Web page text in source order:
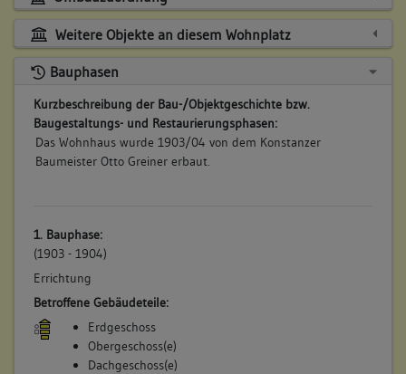
Weitere Objekte an diesem Wohnplatz
Bauphasen
Kurzbeschreibung der Bau-/Objektgeschichte bzw.
Baugestaltungs- und Restaurierungsphasen:
Das Wohnhaus wurde 1903/04 von dem Konstanzer
Baumeister Otto Greiner erbaut.
1. Bauphase:
(1903 - 1904)
Errichtung
Betroffene Gebäudeteile:
Erdgeschoss
Obergeschoss(e)
Dachgeschoss(e)